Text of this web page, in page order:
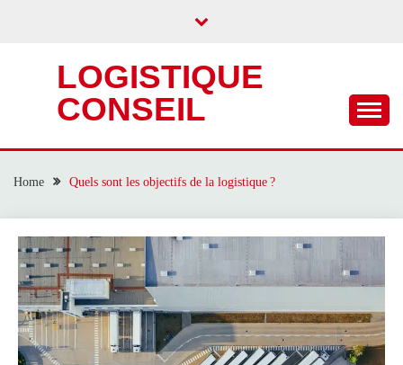
LOGISTIQUE
CONSEIL
Home Quels sont les objectifs de la logistique ?